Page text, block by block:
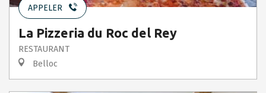
APPELER
La Pizzeria du Roc del Rey
RESTAURANT
Belloc